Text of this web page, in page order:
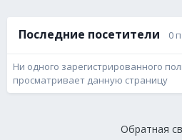
Последние посетители 0
Ни одного зарегистрированного
просматривает данную страницу
Обратная